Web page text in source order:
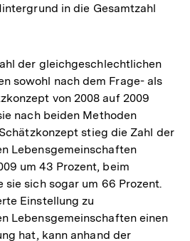
in die Gesamtzahl
der gleichgeschlechtlichen
sowohl nach dem Frage- als
von 2008 auf 2009
nach beiden Methoden
stieg die Zahl der
Lebensgemeinschaften
um 43 Prozent, beim
sie sich sogar um 66 Prozent.
Einstellung zu
Lebensgemeinschaften einen
hat, kann anhand der